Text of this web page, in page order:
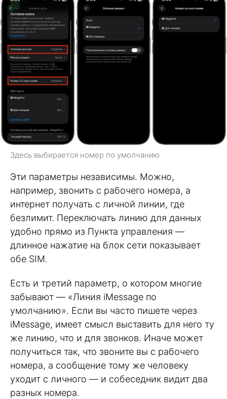
Здесь выбирается номер по умолчанию
Эти параметры независимы. Можно,
например, звонить с рабочего номера, а
интернет получать с личной линии, где
безлимит. Переключать линию для данных
удобно прямо из Пункта управления —
длинное нажатие на блок сети показывает
обе SIM.
Есть и третий параметр, о котором многие
забывают — «Линия iMessage по
умолчанию». Если вы часто пишете через
iMessage, имеет смысл выставить для него ту
же линию, что и для звонков. Иначе может
получиться так, что звоните вы с рабочего
номера, а сообщение тому же человеку
уходит с личного — и собеседник видит два
разных номера.